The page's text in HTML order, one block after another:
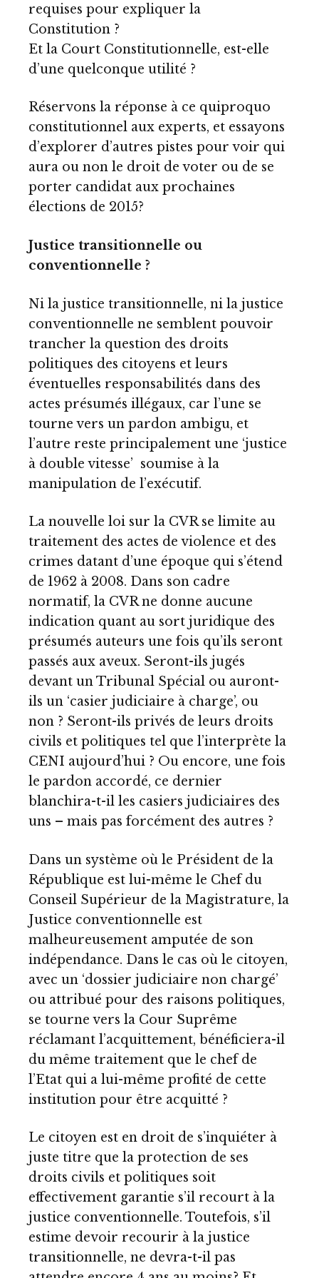
requises pour expliquer la
Constitution ?
Et la Court Constitutionnelle, est-elle
d’une quelconque utilité ?
Réservons la réponse à ce quiproquo
constitutionnel aux experts, et essayons
d’explorer d’autres pistes pour voir qui
aura ou non le droit de voter ou de se
porter candidat aux prochaines
élections de 2015?
Justice transitionnelle ou
conventionnelle ?
Ni la justice transitionnelle, ni la justice
conventionnelle ne semblent pouvoir
trancher la question des droits
politiques des citoyens et leurs
éventuelles responsabilités dans des
actes présumés illégaux, car l’une se
tourne vers un pardon ambigu, et
l’autre reste principalement une ‘justice
à double vitesse’ soumise à la
manipulation de l’exécutif.
La nouvelle loi sur la CVR se limite au
traitement des actes de violence et des
crimes datant d’une époque qui s’étend
de 1962 à 2008. Dans son cadre
normatif, la CVR ne donne aucune
indication quant au sort juridique des
présumés auteurs une fois qu’ils seront
passés aux aveux. Seront-ils jugés
devant un Tribunal Spécial ou auront-
ils un ‘casier judiciaire à charge’, ou
non ? Seront-ils privés de leurs droits
civils et politiques tel que l’interprète la
CENI aujourd’hui ? Ou encore, une fois
le pardon accordé, ce dernier
blanchira-t-il les casiers judiciaires des
uns – mais pas forcément des autres ?
Dans un système où le Président de la
République est lui-même le Chef du
Conseil Supérieur de la Magistrature, la
Justice conventionnelle est
malheureusement amputée de son
indépendance. Dans le cas où le citoyen,
avec un ‘dossier judiciaire non chargé’
ou attribué pour des raisons politiques,
se tourne vers la Cour Suprême
réclamant l’acquittement, bénéficiera-il
du même traitement que le chef de
l’Etat qui a lui-même profité de cette
institution pour être acquitté ?
Le citoyen est en droit de s’inquiéter à
juste titre que la protection de ses
droits civils et politiques soit
effectivement garantie s’il recourt à la
justice conventionnelle. Toutefois, s’il
estime devoir recourir à la justice
transitionnelle, ne devra-t-il pas